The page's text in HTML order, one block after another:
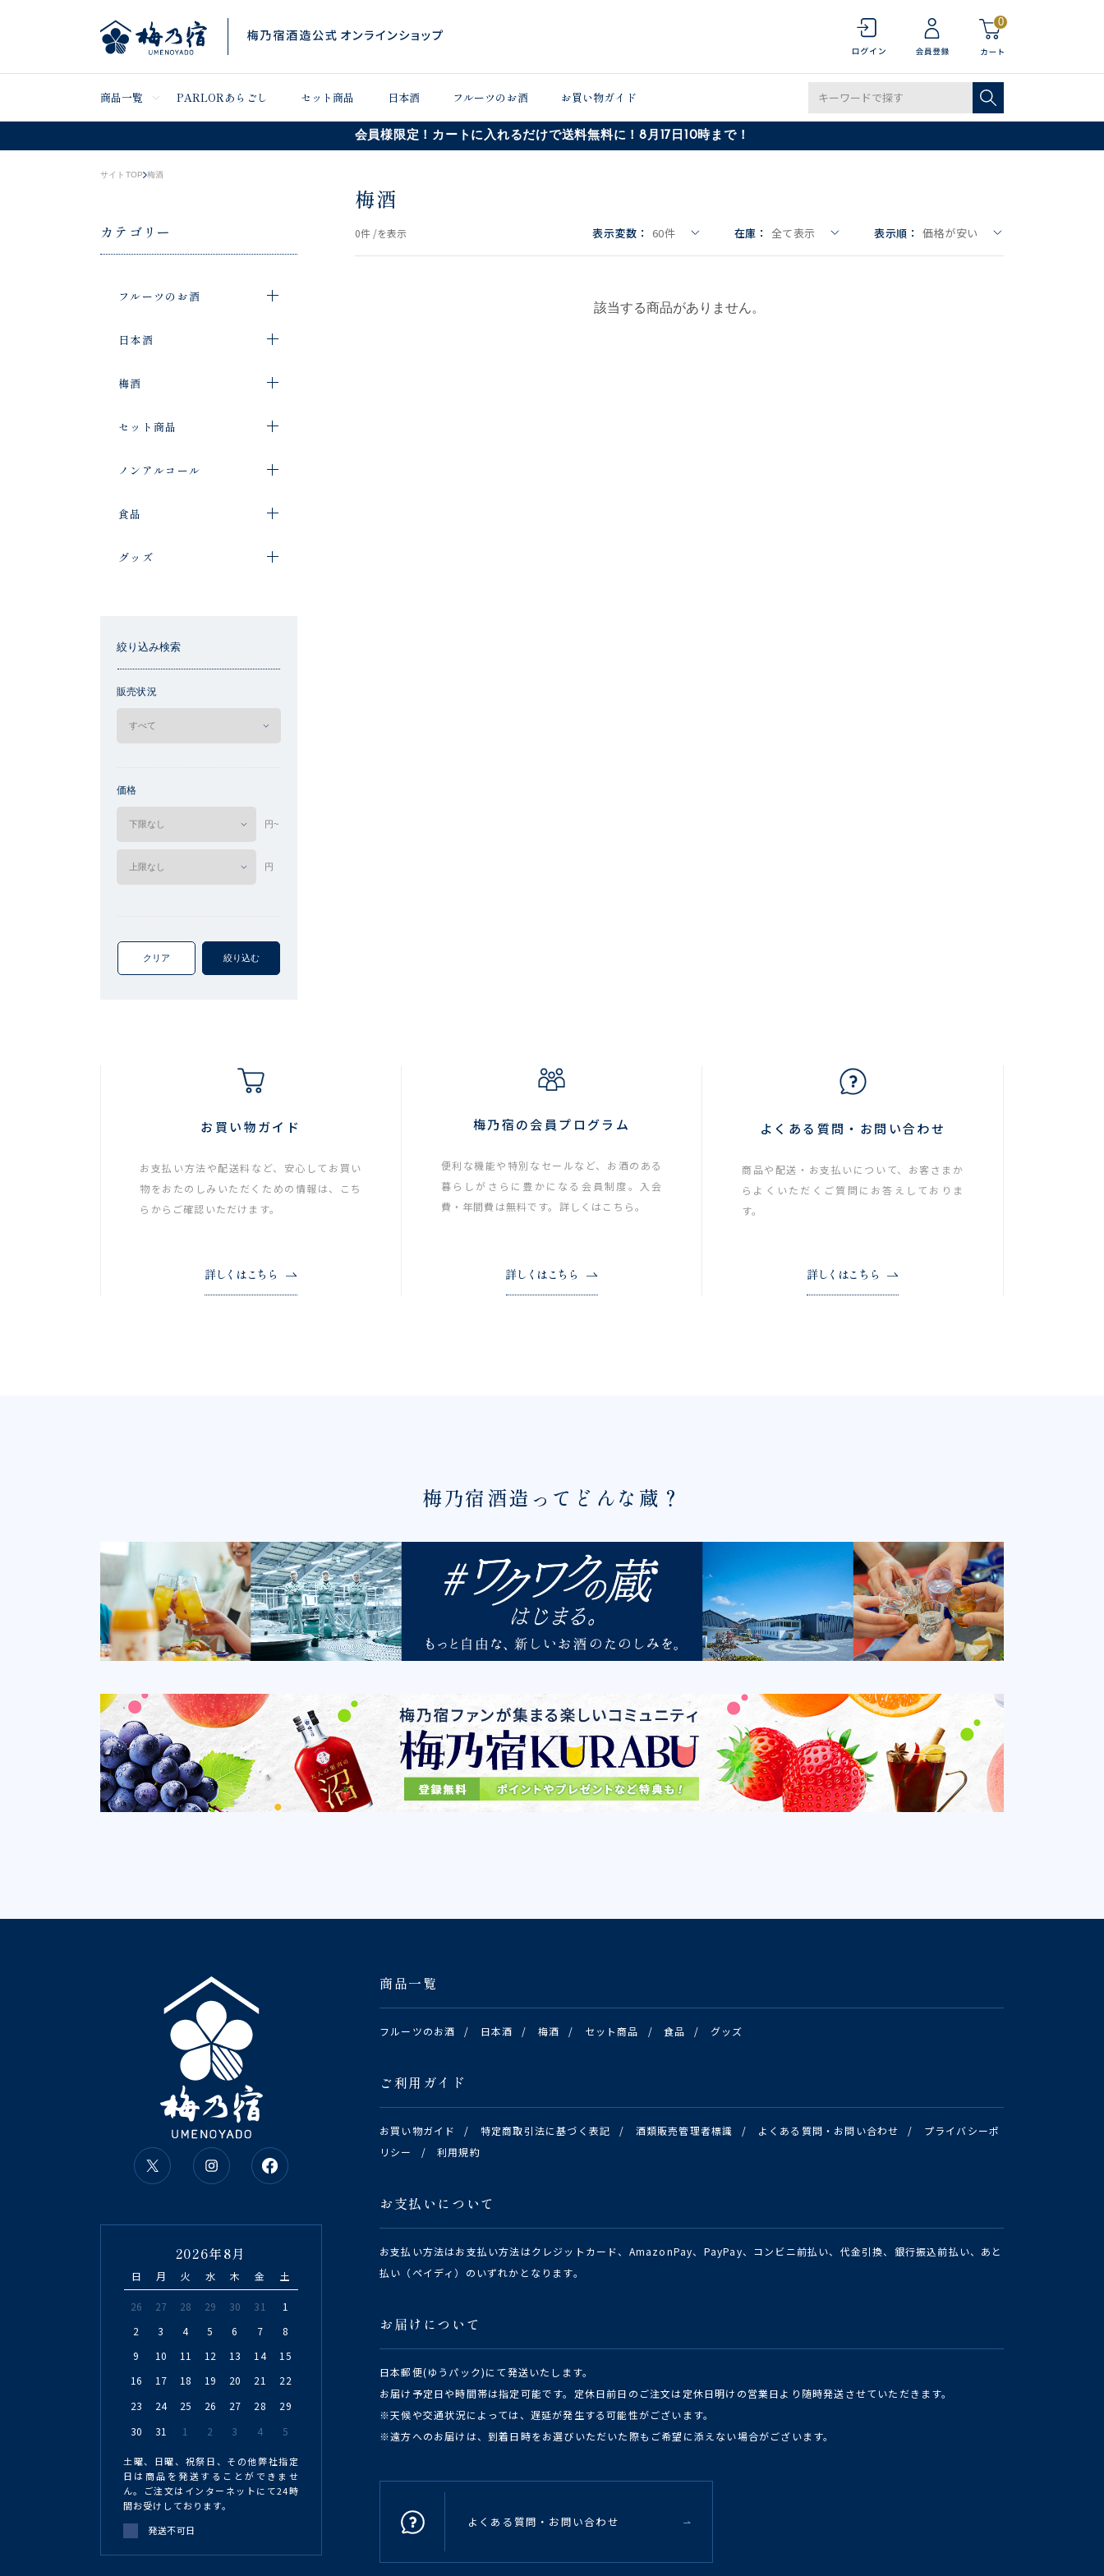
0
商品一覧 PARLORあらごし セット商品 日本酒 フルーツのお酒 お買い物ガイド
会員様限定！カートに入れるだけで送料無料に！8月17日10時まで！
サイトTOP 梅酒
カテゴリー
フルーツのお酒
日本酒
梅酒
セット商品
ノンアルコール
食品
グッズ
絞り込み検索
販売状況
価格
円~
円
クリア 絞り込む
梅酒
0件 /を表示 表示変数： 60件 在庫： 全て表示 表示順： 価格が安い
該当する商品がありません。
お買い物ガイド
お支払い方法や配送料など、安心してお買い
物をおたのしみいただくための情報は、こち
らからご確認いただけます。
詳しくはこちら
梅乃宿の会員プログラム
便利な機能や特別なセールなど、お酒のある
暮らしがさらに豊かになる会員制度。入会
費・年間費は無料です。詳しくはこちら。
詳しくはこちら
よくある質問・お問い合わせ
商品や配送・お支払いについて、お客さまか
らよくいただくご質問にお答えしておりま
す。
詳しくはこちら
梅乃宿酒造ってどんな蔵？
商品一覧
フルーツのお酒 / 日本酒 / 梅酒 / セット商品 / 食品 / グッズ
ご利用ガイド
お買い物ガイド / 特定商取引法に基づく表記 / 酒類販売管理者標識 / よくある質問・お問い合わせ /
プライバシーポ
リシー
/ 利用規約
お支払いについて
お支払い方法はお支払い方法はクレジットカード、AmazonPay、PayPay、コンビニ前払い、代金引換、銀行振込前払い、あと
払い（ペイディ）のいずれかとなります。
お届けについて
日本郵便(ゆうパック)にて発送いたします。
お届け予定日や時間帯は指定可能です。定休日前日のご注文は定休日明けの営業日より随時発送させていただきます。
※天候や交通状況によっては、遅延が発生する可能性がございます。
※遠方へのお届けは、到着日時をお選びいただいた際もご希望に添えない場合がございます。
よくある質問・お問い合わせ
2026年8月
日 月 火 水 木 金 土
26 27 28 29 30 31
1
2
3 4 5 6 7
8
9
10 11 12 13 14
15
16
17 18 19 20 21
22
23
24 25 26 27 28
29
30
31 1 2 3 4 5
土曜、日曜、祝祭日、その他弊社指定
日は商品を発送することができませ
ん。ご注文はインターネットにて24時
間お受けしております。
発送不可日